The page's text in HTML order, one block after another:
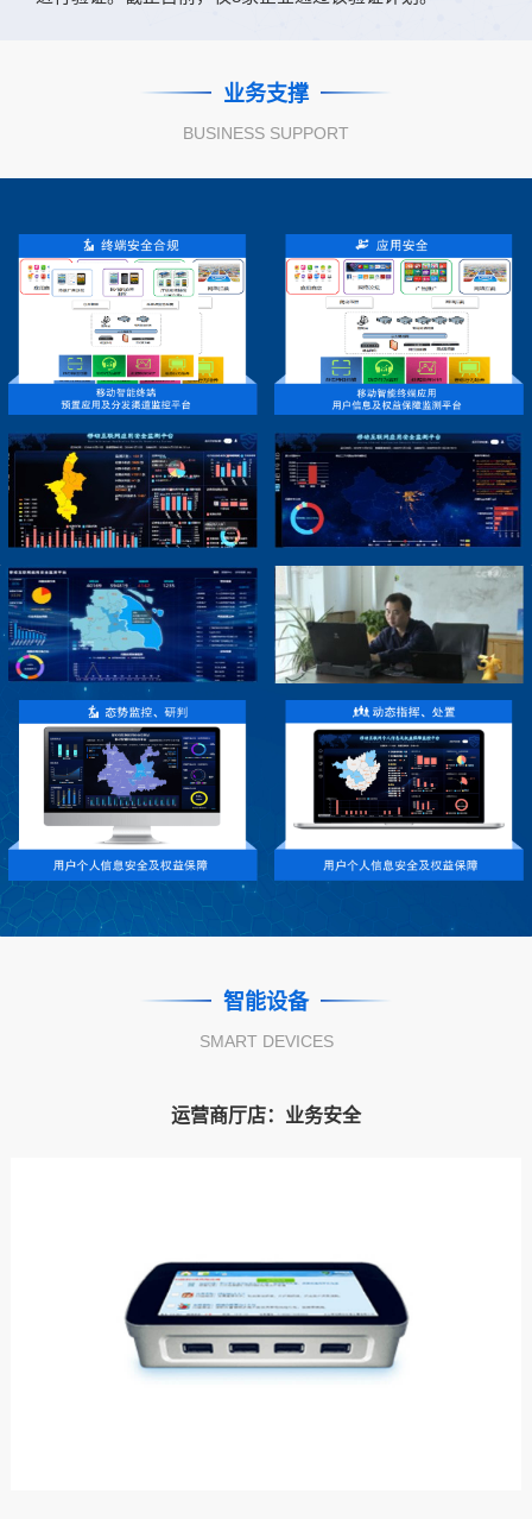
业务支撑
BUSINESS SUPPORT
智能设备
SMART DEVICES
运营商厅店：业务安全